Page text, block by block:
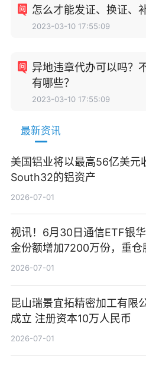
怎么才能发证、换证、
2023-03-10 17:55:09
异地违章代办可以吗？
有哪些？
2023-03-10 17:55:09
最新资讯
美国铝业将以最高56亿美元
South32的铝资产
2026-07-01
视讯！6月30日通信ETF银
金份额增加7200万份，重仓
易盛、中际旭创、立讯精密
2026-07-01
昆山瑞景宜拓精密加工有限
成立 注册资本10万人民币
2026-07-01